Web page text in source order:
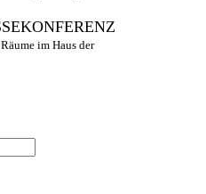
im Haus der